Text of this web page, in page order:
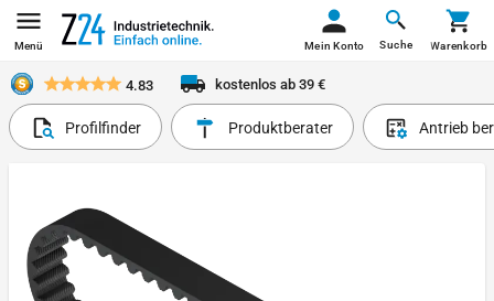
Menü Suche
Mein Konto Warenkorb
4.83 kostenlos ab 39 €
Profilfinder Produktberater Antrieb